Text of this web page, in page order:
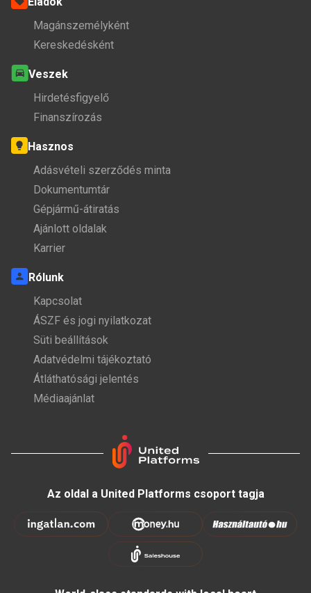
Magánszemélyként
Kereskedésként
Veszek
Hirdetésfigyelő
Finanszírozás
Hasznos
Adásvételi szerződés minta
Dokumentumtár
Gépjármű-átiratás
Ajánlott oldalak
Karrier
Rólunk
Kapcsolat
ÁSZF és jogi nyilatkozat
Süti beállítások
Adatvédelmi tájékoztató
Átláthatósági jelentés
Médiaajánlat
Az oldal a United Platforms csoport tagja